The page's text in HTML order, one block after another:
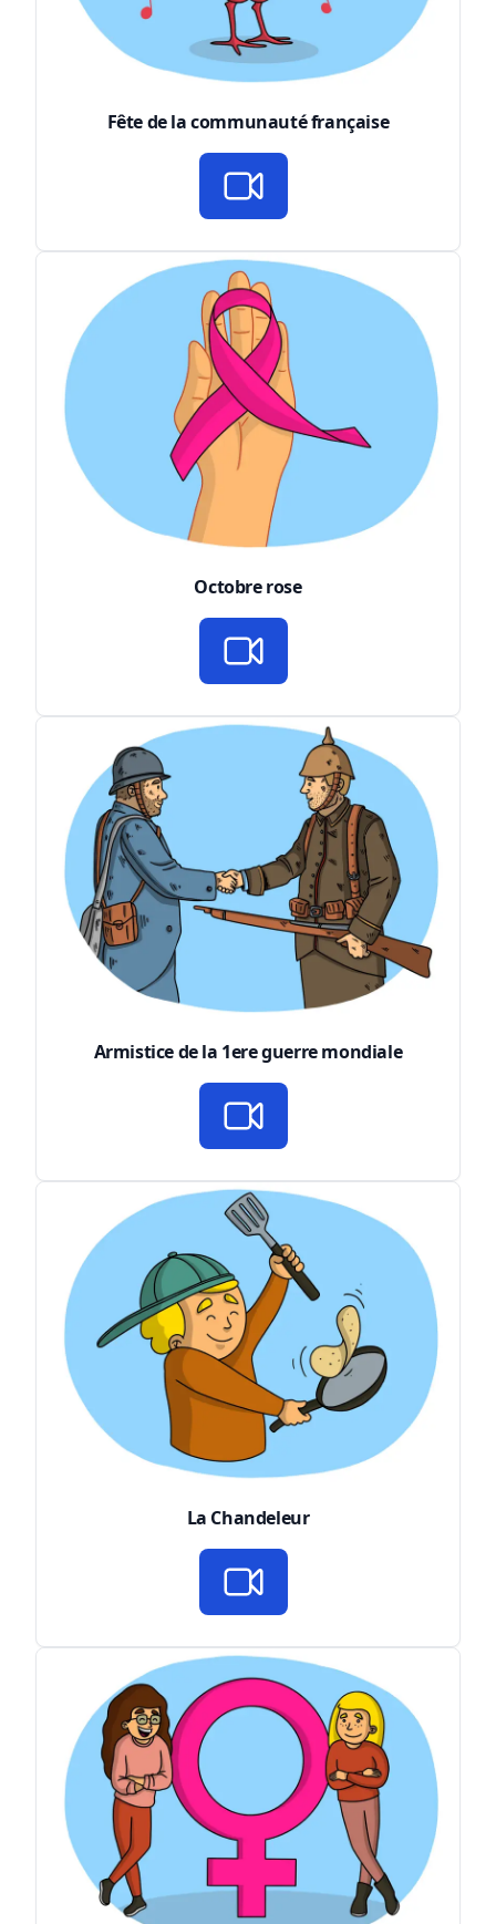
Fête de la communauté française
Octobre rose
Armistice de la 1ere guerre mondiale
La Chandeleur